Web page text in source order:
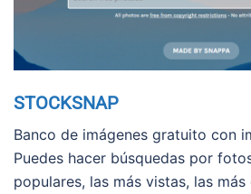
STOCKSNAP
Banco de imágenes gratuito con
Puedes hacer búsquedas por
populares, las más vistas, las